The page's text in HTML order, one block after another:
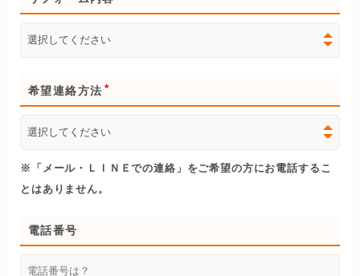
希望連絡方法
※「メール・ＬＩＮＥでの連絡」をご希望の方にお電話するこ
とはありません。
電話番号